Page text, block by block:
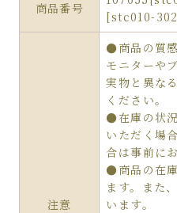
商品番号
[stc010-
注意
●商品の質
モニターや
実物と異な
ください。
●在庫の状
いただく場
合は事前に
●商品の在
ます。また
います。